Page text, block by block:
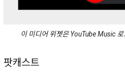
이 미디어 위젯은 YouTube Music
팟캐스트